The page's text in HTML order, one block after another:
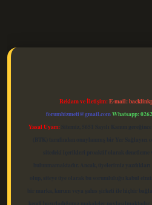
Reklam ve İletişim:E-mail:
forumhizmeti@gmail.comWhatsapp:
Yasal Uyarı: